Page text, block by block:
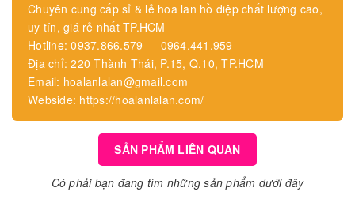
Chuyên cung cấp sỉ & lẻ hoa lan hồ điệp chất lượng cao,
uy tín, giá rẻ nhất TP.HCM
Hotline: 0937.866.579 - 0964.441.959
Địa chỉ: 220 Thành Thái, P.15, Q.10, TP.HCM
Email: hoalanlalan@gmail.com
Webside: https://hoalanlalan.com/
SẢN PHẨM LIÊN QUAN
Có phải bạn đang tìm những sản phẩm dưới đây